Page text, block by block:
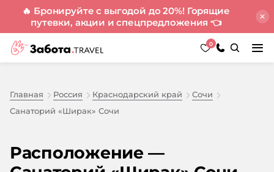
🔥 Бронируйте с выгодой до 20%! Горящие
путевки, акции и спецпредложения 👈
0
Главная Россия Краснодарский край
Сочи
Санаторий «Ширак» Сочи
Расположение —